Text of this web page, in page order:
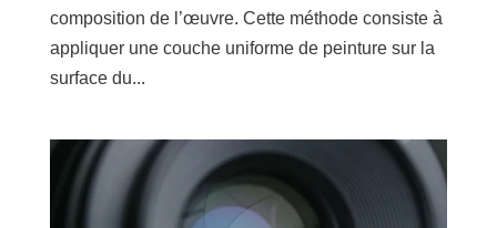
composition de l’œuvre. Cette méthode consiste à
appliquer une couche uniforme de peinture sur la
surface du...